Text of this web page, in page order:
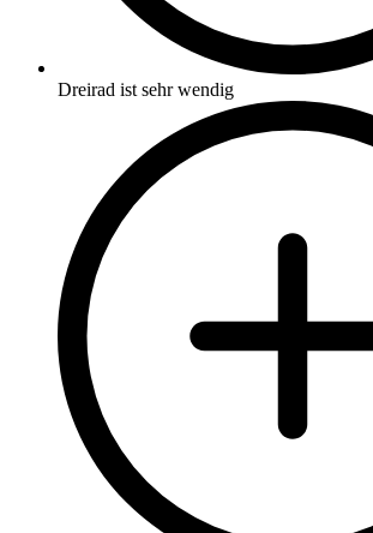
Dreirad ist sehr wendig